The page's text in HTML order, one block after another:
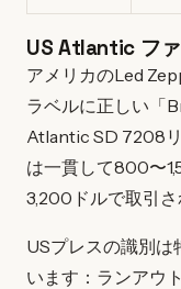
US Atlantic フ
アメリカのLed
ラベルに正しい「
Atlantic SD 7208
は一貫して800〜
3,200ドルで取引さ
USプレスの識別は
います：ランアウ